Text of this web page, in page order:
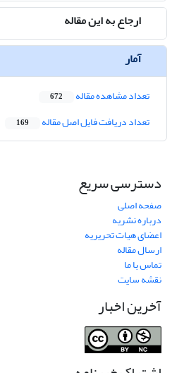
ارجاع به این مقاله
آمار
تعداد مشاهده مقاله 672
تعداد دریافت فایل اصل مقاله 169
دسترسی سریع
صفحه اصلی
درباره نشریه
اعضای هیات تحریریه
ارسال مقاله
تماس با ما
نقشه سایت
آخرین اخبار